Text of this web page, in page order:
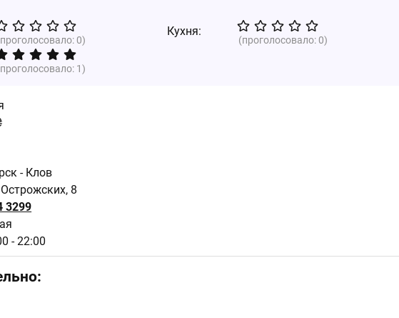
0)
Кухня:
(проголосовало:0)
1)
- Клов
8
3299
- 22:00